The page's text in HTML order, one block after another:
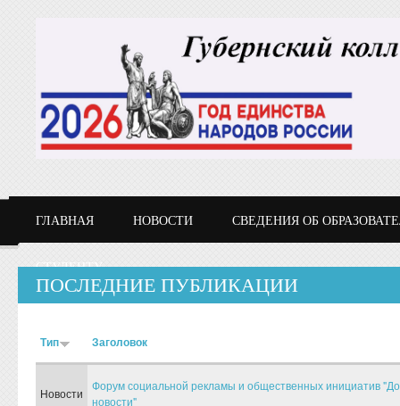
ГЛАВНАЯ НОВОСТИ СВЕДЕНИЯ ОБ
СТУДЕНТУ
ПОСЛЕДНИЕ ПУБЛИКАЦИИ
Тип Заголовок
Новости
Форум социальной рекламы и общественных инициатив
новости"